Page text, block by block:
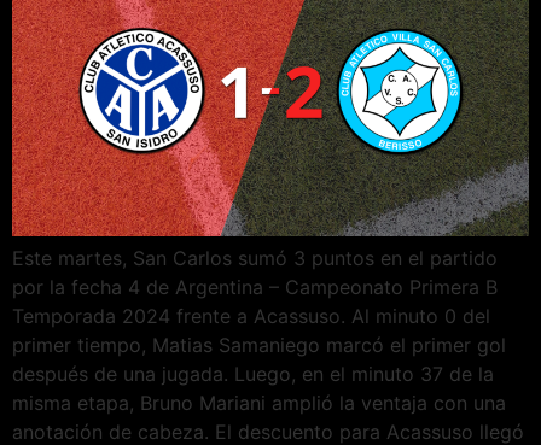
Este martes, San Carlos sumó 3 puntos en el partido
por la fecha 4 de Argentina – Campeonato Primera B
Temporada 2024 frente a Acassuso. Al minuto 0 del
primer tiempo, Matias Samaniego marcó el primer gol
después de una jugada. Luego, en el minuto 37 de la
misma etapa, Bruno Mariani amplió la ventaja con una
anotación de cabeza. El descuento para Acassuso llegó